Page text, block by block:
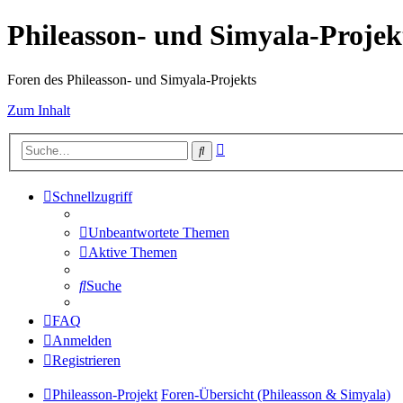
Phileasson- und Simyala-
Foren des Phileasson- und Simyala-Projekts
Zum Inhalt
Suche
Schnellzugriff
Unbeantwortete Themen
Aktive Themen
Suche
FAQ
Anmelden
Registrieren
Phileasson-Projekt Foren-Übersicht (Phileasson & Simyala)